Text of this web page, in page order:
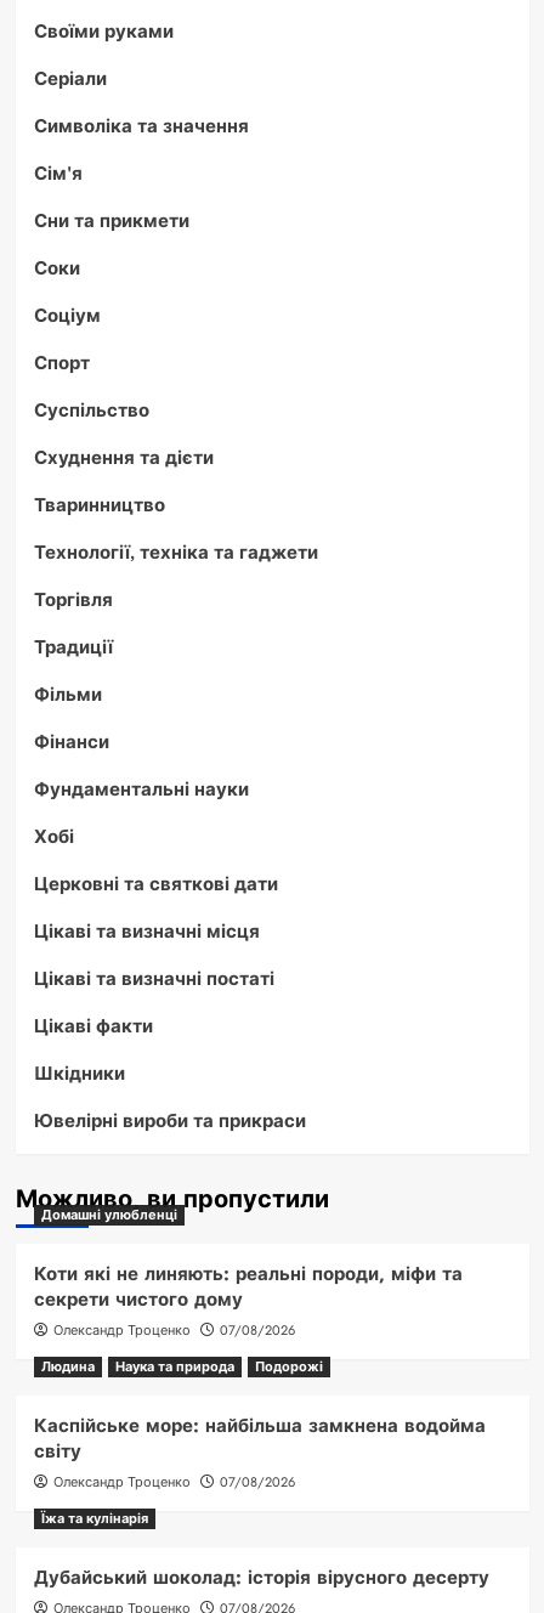
Своїми руками
Серіали
Символіка та значення
Сім'я
Сни та прикмети
Соки
Соціум
Спорт
Суспільство
Схуднення та дієти
Тваринництво
Технології, техніка та гаджети
Торгівля
Традиції
Фільми
Фінанси
Фундаментальні науки
Хобі
Церковні та святкові дати
Цікаві та визначні місця
Цікаві та визначні постаті
Цікаві факти
Шкідники
Ювелірні вироби та прикраси
Можливо, ви пропустили
Домашні улюбленці
Коти які не линяють: реальні породи, міфи та
секрети чистого дому
Олександр Троценко
07/08/2026
Людина
Наука та природа Подорожі
Каспійське море: найбільша замкнена водойма
світу
Олександр Троценко
07/08/2026
Їжа та кулінарія
Дубайський шоколад: історія вірусного десерту
Олександр Троценко 07/08/2026